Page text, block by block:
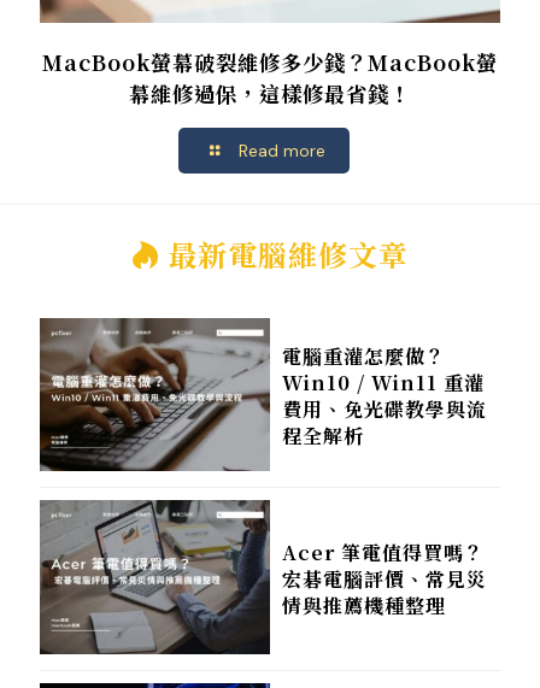
MacBook螢幕破裂維修多少錢？MacBook螢
幕維修過保，這樣修最省錢！
Read more
最新電腦維修文章
電腦重灌怎麼做？
Win10 / Win11 重灌
費用、免光碟教學與流
程全解析
Acer 筆電值得買嗎？
宏碁電腦評價、常見災
情與推薦機種整理